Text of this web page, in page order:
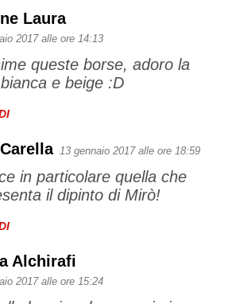
Laura
2017 alle ore 14:13
queste borse, adoro la
e beige :D
13 gennaio 2017 alle ore 18:59
in particolare quella che
il dipinto di Mirò!
Alchirafi
2017 alle ore 15:24